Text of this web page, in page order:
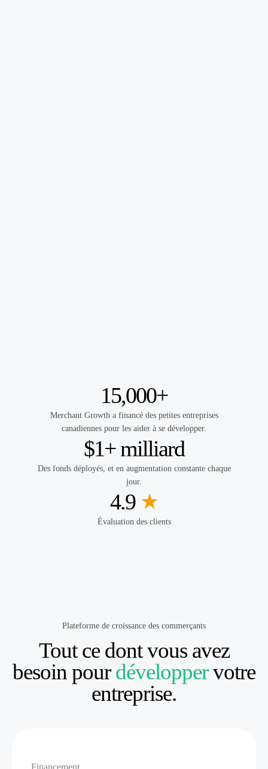
15,000+
Merchant Growth a financé des petites entreprises
canadiennes pour les aider à se développer.
$1+ milliard
Des fonds déployés, et en augmentation constante chaque
jour.
4.9 ★
Évaluation des clients
Plateforme de croissance des commerçants
Tout ce dont vous avez
besoin pourdéveloppervotre
entreprise.